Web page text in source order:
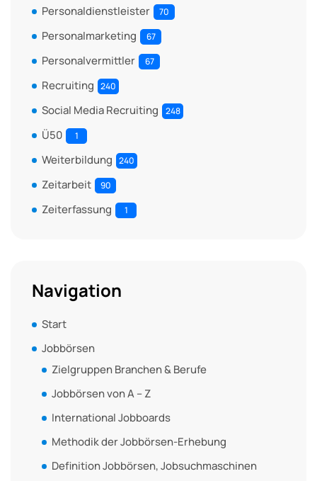
Personaldienstleister 70
Personalmarketing 67
Personalvermittler 67
Recruiting 240
Social Media Recruiting 248
Ü50 1
Weiterbildung 240
Zeitarbeit 90
Zeiterfassung 1
Navigation
Start
Jobbörsen
Zielgruppen Branchen & Berufe
Jobbörsen von A – Z
International Jobboards
Methodik der Jobbörsen-Erhebung
Definition Jobbörsen, Jobsuchmaschinen